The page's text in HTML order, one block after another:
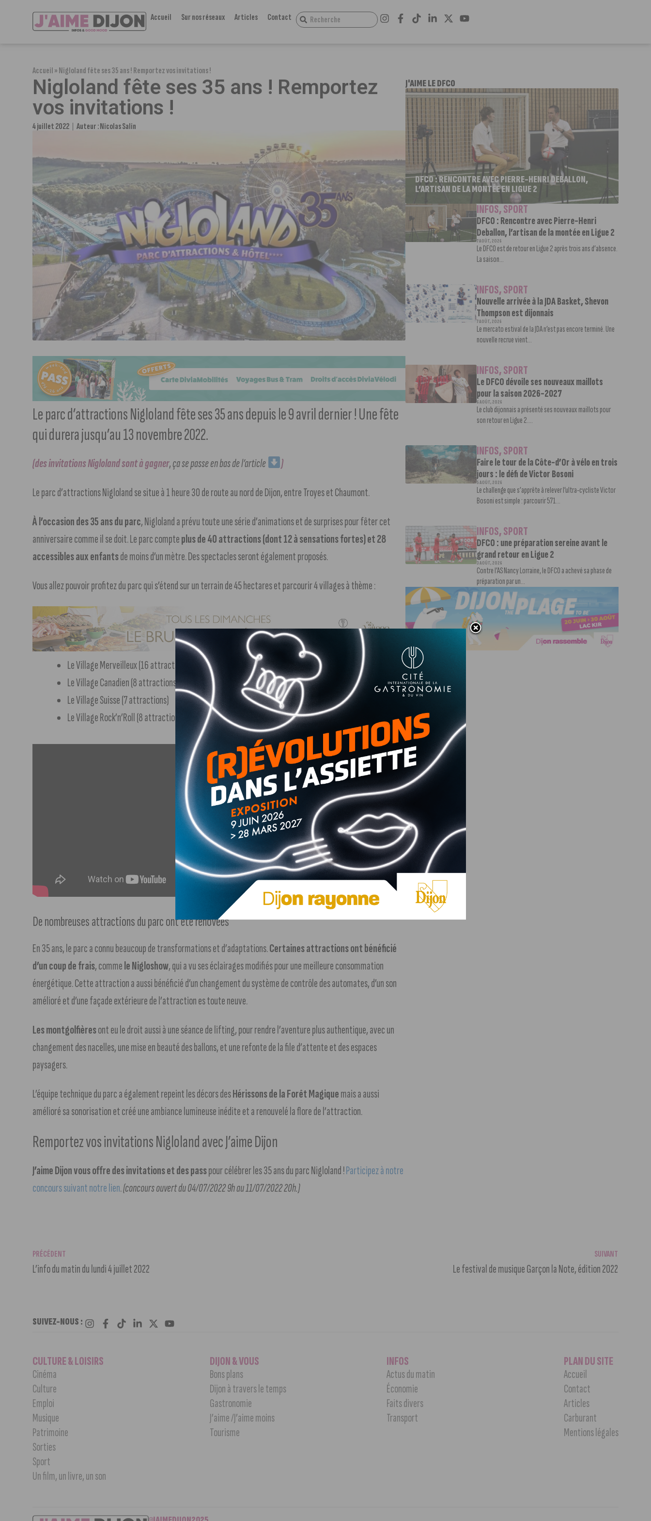
Accueil Sur nos réseaux Articles Contact
Accueil»Nigloland fête ses 35 ans ! Remportez vos invitations !
Nigloland fête ses 35 ans ! Remportez
vos invitations !
4 juillet 2022 Auteur :Nicolas Salin
Le parc d’attractions Nigloland fête ses 35 ans depuis le 9 avril dernier ! Une fête
qui durera jusqu’au 13 novembre 2022.
(des invitations Nigloland sont à gagner,ça se passe en bas de l’article )
Le parc d’attractions Nigloland se situe à 1 heure 30 de route au nord de Dijon, entre Troyes et Chaumont.
À l’occasion des 35 ans du parc, Nigloland a prévu toute une série d’animations et de surprises pour fêter cet
anniversaire comme il se doit. Le parc compteplus de 40 attractions (dont 12 à sensations fortes) et 28
accessibles aux enfantsde moins d’un mètre. Des spectacles seront également proposés.
Vous allez pouvoir profitez du parc qui s’étend sur un terrain de 45 hectares et parcourir 4 villages à thème :
Le Village Merveilleux (16 attractions)
Le Village Canadien (8 attractions)
Le Village Suisse (7 attractions)
Le Village Rock’n’Roll (8 attractions)
De nombreuses attractions du parc ont été rénovées
En 35 ans, le parc a connu beaucoup de transformations et d’adaptations.Certaines attractions ont bénéficié
d’un coup de frais, commele Nigloshow, qui a vu ses éclairages modifiés pour une meilleure consommation
énergétique. Cette attraction a aussi bénéficié d’un changement du système de contrôle des automates, d’un son
amélioré et d’une façade extérieure de l’attraction es toute neuve.
Les montgolfièresont eu le droit aussi à une séance de lifting, pour rendre l’aventure plus authentique, avec un
changement des nacelles, une mise en beauté des ballons, et une refonte de la file d’attente et des espaces
paysagers.
L’équipe technique du parc a également repeint les décors desHérissons de la Forêt Magiquemais a aussi
amélioré sa sonorisation et créé une ambiance lumineuse inédite et a renouvelé la flore de l’attraction.
Remportez vos invitations Nigloland avec J’aime Dijon
J’aime Dijon vous offre des invitations et des passpour célébrer les 35 ans du parc Nigloland !Participez à notre
concours suivant notre lien.(concours ouvert du 04/07/2022 9h au 11/07/2022 20h.)
J'AIME LE DFCO
DFCO : RENCONTRE AVEC PIERRE-HENRI DEBALLON,
L’ARTISAN DE LA MONTÉE EN LIGUE 2
INFOS,SPORT
DFCO : Rencontre avec Pierre-Henri
Deballon, l’artisan de la montée en Ligue 2
7 AOÛT, 2026
Le DFCO est de retour en Ligue 2 après trois ans d’absence.
La saison...
INFOS,SPORT
Nouvelle arrivée à la JDA Basket, Shevon
Thompson est dijonnais
7 AOÛT, 2026
Le mercato estival de la JDA n’est pas encore terminé. Une
nouvelle recrue vient...
INFOS,SPORT
Le DFCO dévoile ses nouveaux maillots
pour la saison 2026-2027
6 AOÛT, 2026
Le club dijonnais a présenté ses nouveaux maillots pour
son retour en Ligue 2....
INFOS,SPORT
Faire le tour de la Côte-d’Or à vélo en trois
jours : le défi de Victor Bosoni
5 AOÛT, 2026
Le challenge que s’apprête à relever l’ultra-cycliste Victor
Bosoni est simple : parcourir 571...
INFOS,SPORT
DFCO : une préparation sereine avant le
grand retour en Ligue 2
3 AOÛT, 2026
Contre l’AS Nancy Lorraine, le DFCO a achevé sa phase de
préparation par un...
PRÉCÉDENT
L’info du matin du lundi 4 juillet 2022
SUIVANT
Le festival de musique Garçon la Note, édition 2022
SUIVEZ-NOUS :
CULTURE & LOISIRS
Cinéma
Culture
Emploi
Musique
Patrimoine
Sorties
Sport
Un film, un livre, un son
DIJON & VOUS
Bons plans
Dijon à travers le temps
Gastronomie
J’aime /J’aime moins
Tourisme
INFOS
Actus du matin
Économie
Faits divers
Transport
PLAN DU SITE
Accueil
Contact
Articles
Carburant
Mentions légales